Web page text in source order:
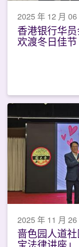
2025 年 12 月 06
香港银行华
欢渡冬日佳节
2025 年 11 月 26
啬色园人道